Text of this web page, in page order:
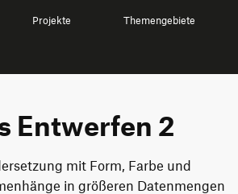
Projekte Themengebiete
Entwerfen 2
mit Form, Farbe und
in größeren Datenmengen